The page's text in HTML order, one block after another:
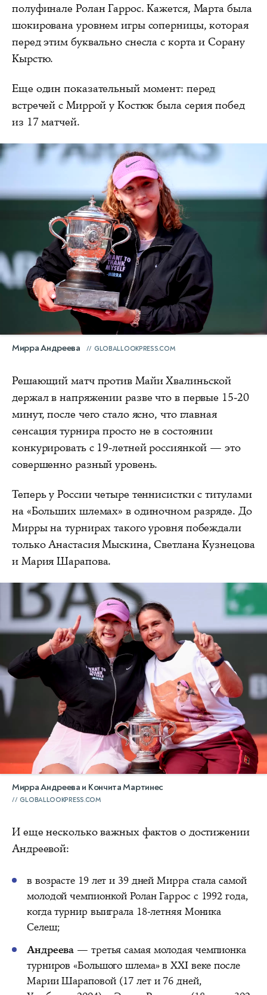
полуфинале Ролан Гаррос. Кажется, Марта была
шокирована уровнем игры соперницы, которая
перед этим буквально снесла с корта и Сорану
Кырстю.
Еще один показательный момент: перед
встречей с Миррой у Костюк была серия побед
из 17 матчей.
Мирра Андреева GLOBALLOOKPRESS.COM
Решающий матч против Майи Хвалиньской
держал в напряжении разве что в первые 15-20
минут, после чего стало ясно, что главная
сенсация турнира просто не в состоянии
конкурировать с 19-летней россиянкой — это
совершенно разный уровень.
Теперь у России четыре теннисистки с титулами
на «Больших шлемах» в одиночном разряде. До
Мирры на турнирах такого уровня побеждали
только Анастасия Мыскина, Светлана Кузнецова
и Мария Шарапова.
Мирра Андреева и Кончита Мартинес
GLOBALLOOKPRESS.COM
И еще несколько важных фактов о достижении
Андреевой:
в возрасте 19 лет и 39 дней Мирра стала самой
молодой чемпионкой Ролан Гаррос с 1992 года,
когда турнир выиграла 18-летняя Моника
Селеш;
Андреева — третья самая молодая чемпионка
турниров «Большого шлема» в XXI веке после
Марии Шараповой (17 лет и 76 дней,